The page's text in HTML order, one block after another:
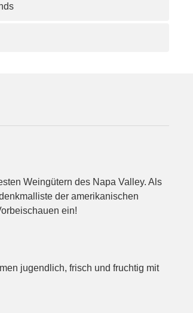
Weingütern des Napa Valley. Als
der amerikanischen
ein!
jugendlich, frisch und fruchtig mit